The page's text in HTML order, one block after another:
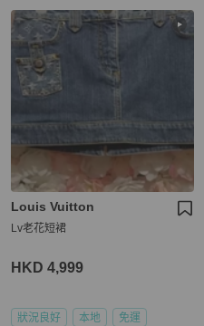
Louis Vuitton
Lv老花短裙
HKD 4,999
狀況良好 本地 免運